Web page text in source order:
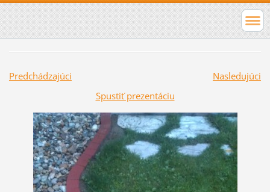
Predchádzajúci
Nasledujúci
Spustiť prezentáciu